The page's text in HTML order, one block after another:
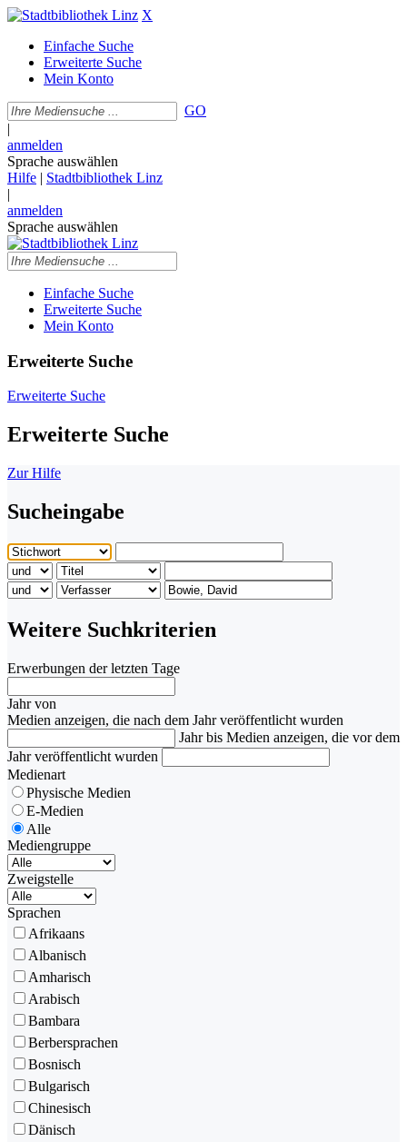
X
Einfache Suche
Erweiterte Suche
Mein Konto
GO
|
anmelden
Sprache auswählen
Hilfe | Stadtbibliothek Linz
|
anmelden
Sprache auswählen
Einfache Suche
Erweiterte Suche
Mein Konto
Erweiterte Suche
Erweiterte Suche
Erweiterte Suche
Zur Hilfe
Sucheingabe
Weitere Suchkriterien
Erwerbungen der letzten Tage
Jahr von
Medien anzeigen, die nach dem Jahr veröffentlicht wurden
Jahr bis Medien anzeigen, die vor dem
Jahr veröffentlicht wurden
Medienart
Physische Medien
E-Medien
Alle
Mediengruppe
Zweigstelle
Sprachen
Afrikaans
Albanisch
Amharisch
Arabisch
Bambara
Berbersprachen
Bosnisch
Bulgarisch
Chinesisch
Dänisch